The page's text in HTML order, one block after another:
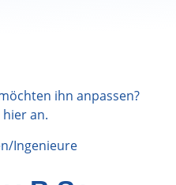
ihn anpassen?
hieran.
Ingenieure